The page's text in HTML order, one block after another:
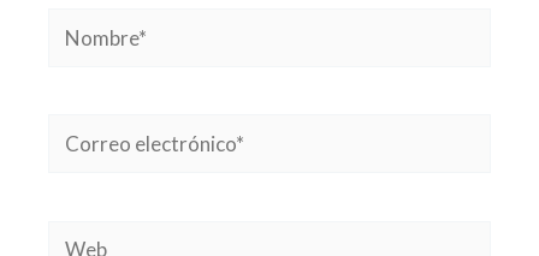
Nombre*
Correo
Web